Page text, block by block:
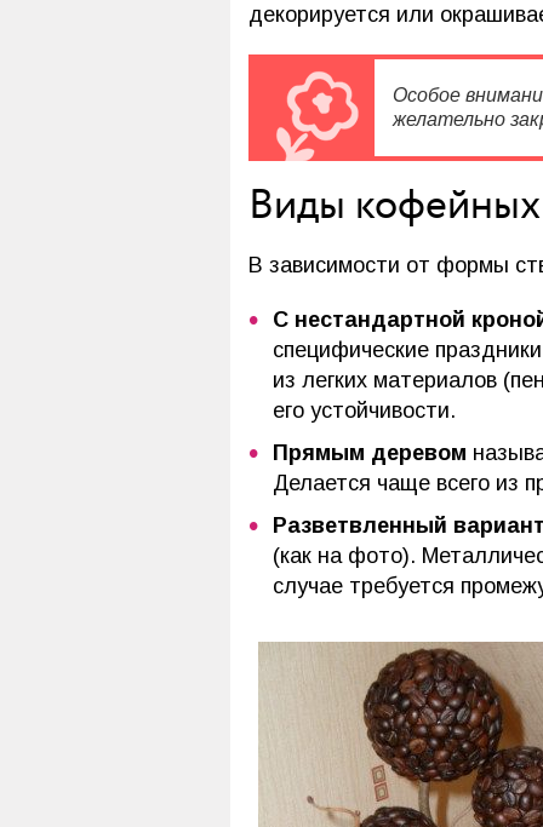
декорируется или
Особое
желательно
Виды
В зависимости от формы
С нестандартной
специфические
из легких материалов
его устойчивости.
Прямым деревом
Делается чаще всего из
Разветвленный
(как на фото).
случае требуется